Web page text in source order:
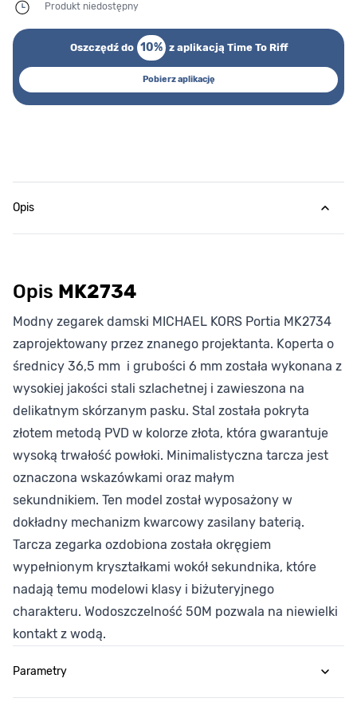
Produkt niedostępny
Oszczędź do 10% z aplikacją Time To Riff
Pobierz aplikację
Opis
Opis MK2734
Modny zegarek damski MICHAEL KORS Portia MK2734
zaprojektowany przez znanego projektanta. Koperta o
średnicy 36,5 mm i grubości 6 mm została wykonana z
wysokiej jakości stali szlachetnej i zawieszona na
delikatnym skórzanym pasku. Stal została pokryta
złotem metodą PVD w kolorze złota, która gwarantuje
wysoką trwałość powłoki. Minimalistyczna tarcza jest
oznaczona wskazówkami oraz małym
sekundnikiem. Ten model został wyposażony w
dokładny mechanizm kwarcowy zasilany baterią.
Tarcza zegarka ozdobiona została okręgiem
wypełnionym kryształkami wokół sekundnika, które
nadają temu modelowi klasy i biżuteryjnego
charakteru. Wodoszczelność 50M pozwala na niewielki
kontakt z wodą.
Parametry